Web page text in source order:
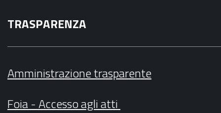
TRASPARENZA
Amministrazione trasparente
Foia - Accesso agli atti